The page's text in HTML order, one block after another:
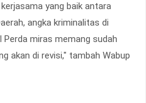
yang baik antara
angka kriminalitas di
miras memang sudah
akan di revisi," tambah Wabup